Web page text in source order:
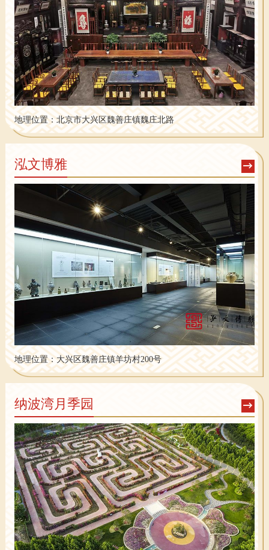
地理位置：北京市大兴区魏善庄镇魏庄北路
泓文博雅
地理位置：大兴区魏善庄镇羊坊村200号
纳波湾月季园